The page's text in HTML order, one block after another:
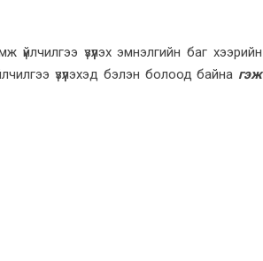
үзүүлэх эмнэлгийн баг хээрийн
үзүүлэхэд бэлэн болоод байна гэж